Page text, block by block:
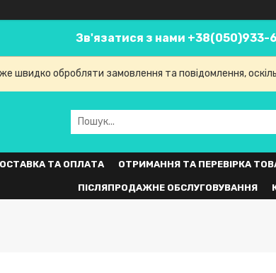
Зв'язатися з нами +38(050)933-
швидко обробляти замовлення та повідомлення,
ТА ОПЛАТА ОТРИМАННЯ ТА ПЕРЕВІРКА
ПІСЛЯПРОДАЖНЕ ОБСЛУГОВУВАННЯ